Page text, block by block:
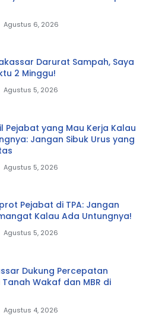
Agustus 6, 2026
Darurat Sampah, Saya
2 Minggu!
Agustus 5, 2026
Pejabat yang Mau Kerja Kalau
Jangan Sibuk Urus yang
Agustus 5, 2026
Pejabat di TPA: Jangan
Kalau Ada Untungnya!
Agustus 5, 2026
Dukung Percepatan
Wakaf dan MBR di
Agustus 4, 2026